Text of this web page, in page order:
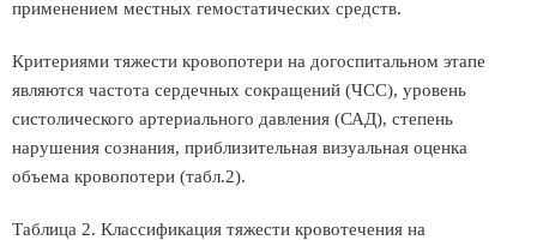
применением местных гемостатических средств.
Критериями тяжести кровопотери на догоспитальном этапе
являются частота сердечных сокращений (ЧСС), уровень
систолического артериального давления (САД), степень
нарушения сознания, приблизительная визуальная оценка
объема кровопотери (табл.2).
Таблица 2. Классификация тяжести кровотечения на